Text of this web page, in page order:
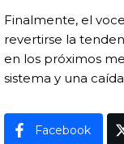
Finalmente, el
revertirse la
en los próximos
sistema y una
Facebook